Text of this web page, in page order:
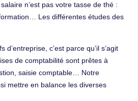
n’est pas votre tasse de thé :
Les différentes études des
c’est parce qu’il s’agit
de comptabilité sont prêtes à
saisie comptable… Notre
mettre en balance les diverses